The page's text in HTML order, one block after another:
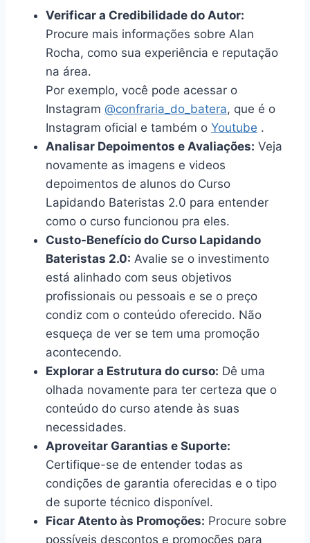
Verificar a Credibilidade do Autor:
Procure mais informações sobre Alan
Rocha, como sua experiência e reputação
na área.
Por exemplo, você pode acessar o
Instagram @confraria_do_batera, que é o
Instagram oficial e também o Youtube .
Analisar Depoimentos e Avaliações: Veja
novamente as imagens e videos
depoimentos de alunos do Curso
Lapidando Bateristas 2.0 para entender
como o curso funcionou pra eles.
Custo-Benefício do Curso Lapidando
Bateristas 2.0: Avalie se o investimento
está alinhado com seus objetivos
profissionais ou pessoais e se o preço
condiz com o conteúdo oferecido. Não
esqueça de ver se tem uma promoção
acontecendo.
Explorar a Estrutura do curso: Dê uma
olhada novamente para ter certeza que o
conteúdo do curso atende às suas
necessidades.
Aproveitar Garantias e Suporte:
Certifique-se de entender todas as
condições de garantia oferecidas e o tipo
de suporte técnico disponível.
Ficar Atento às Promoções: Procure sobre
possíveis descontos e promoções para